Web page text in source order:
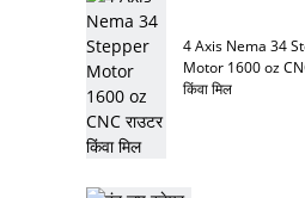
4 Axis Nema 34
Motor 1600 oz
किंवा मिल